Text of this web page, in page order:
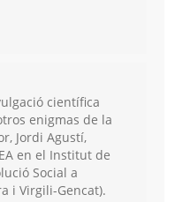
científica
enigmas de la
Jordi Agustí,
en el Institut de
Social a
i Virgili-Gencat).